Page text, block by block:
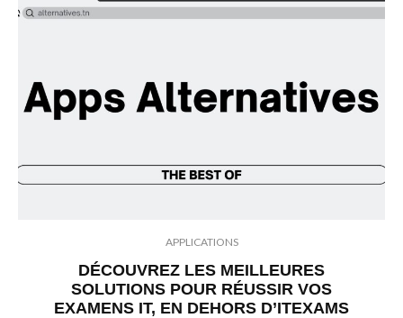
APPLICATIONS
DÉCOUVREZ LES MEILLEURES
SOLUTIONS POUR RÉUSSIR VOS
EXAMENS IT, EN DEHORS D’ITEXAMS